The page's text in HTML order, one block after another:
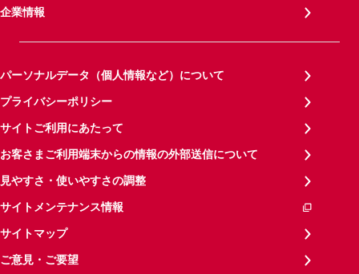
企業情報
パーソナルデータ（個人情報など）について
プライバシーポリシー
サイトご利用にあたって
お客さまご利用端末からの情報の外部送信について
見やすさ・使いやすさの調整
サイトメンテナンス情報
サイトマップ
ご意見・ご要望